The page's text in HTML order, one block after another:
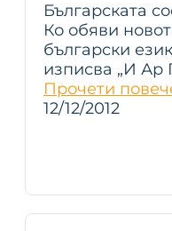
Българската
Ко обяви
български
изписва „И Ар
Прочети
12/12/2012